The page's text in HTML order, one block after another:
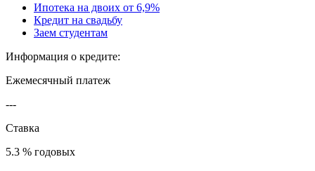
Ипотека на двоих от 6,9%
Кредит на свадьбу
Заем студентам
Информация о кредите:
Ежемесячный платеж
---
Ставка
5.3 % годовых